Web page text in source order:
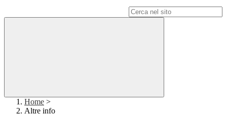
Home >
Altre info